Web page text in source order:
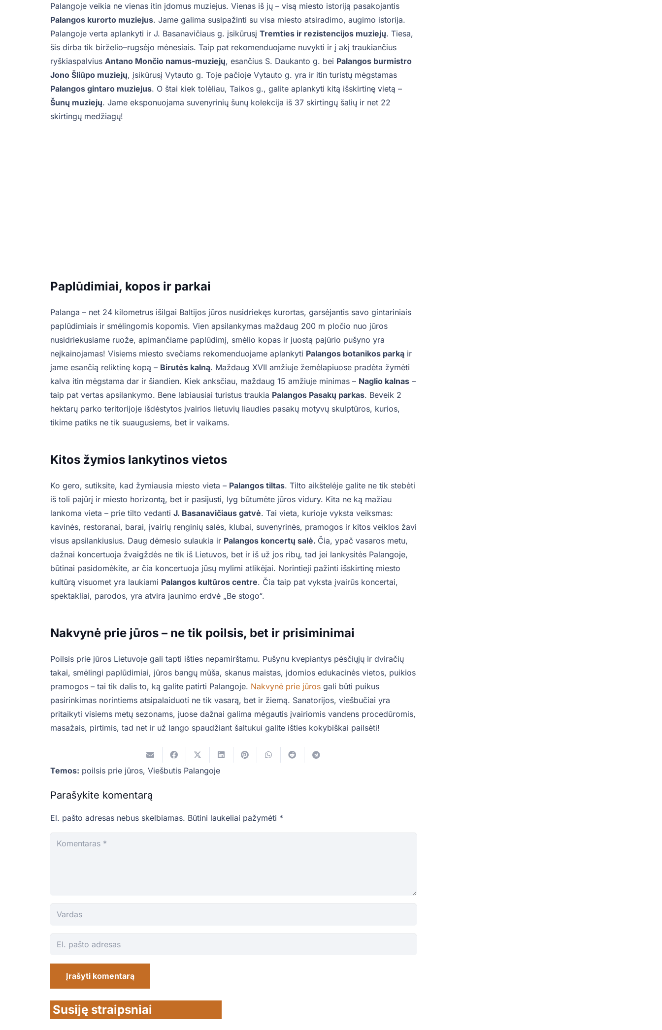
Palangoje veikia ne vienas itin įdomus muziejus. Vienas iš jų – visą miesto istoriją pasakojantis
Palangos kurorto muziejus. Jame galima susipažinti su visa miesto atsiradimo, augimo istorija.
Palangoje verta aplankyti ir J. Basanavičiaus g. įsikūrusį Tremties ir rezistencijos muziejų. Tiesa,
šis dirba tik birželio–rugsėjo mėnesiais. Taip pat rekomenduojame nuvykti ir į akį traukiančius
ryškiaspalvius Antano Mončio namus-muziejų, esančius S. Daukanto g. bei Palangos burmistro
Jono Šliūpo muziejų, įsikūrusį Vytauto g. Toje pačioje Vytauto g. yra ir itin turistų mėgstamas
Palangos gintaro muziejus. O štai kiek tolėliau, Taikos g., galite aplankyti kitą išskirtinę vietą –
Šunų muziejų. Jame eksponuojama suvenyrinių šunų kolekcija iš 37 skirtingų šalių ir net 22
skirtingų medžiagų!
Paplūdimiai, kopos ir parkai
Palanga – net 24 kilometrus išilgai Baltijos jūros nusidriekęs kurortas, garsėjantis savo gintariniais
paplūdimiais ir smėlingomis kopomis. Vien apsilankymas maždaug 200 m pločio nuo jūros
nusidriekusiame ruože, apimančiame paplūdimį, smėlio kopas ir juostą pajūrio pušyno yra
neįkainojamas! Visiems miesto svečiams rekomenduojame aplankyti Palangos botanikos parką ir
jame esančią reliktinę kopą – Birutės kalną. Maždaug XVII amžiuje žemėlapiuose pradėta žymėti
kalva itin mėgstama dar ir šiandien. Kiek anksčiau, maždaug 15 amžiuje minimas – Naglio kalnas –
taip pat vertas apsilankymo. Bene labiausiai turistus traukia Palangos Pasakų parkas. Beveik 2
hektarų parko teritorijoje išdėstytos įvairios lietuvių liaudies pasakų motyvų skulptūros, kurios,
tikime patiks ne tik suaugusiems, bet ir vaikams.
Kitos žymios lankytinos vietos
Ko gero, sutiksite, kad žymiausia miesto vieta – Palangos tiltas. Tilto aikštelėje galite ne tik stebėti
iš toli pajūrį ir miesto horizontą, bet ir pasijusti, lyg būtumėte jūros vidury. Kita ne ką mažiau
lankoma vieta – prie tilto vedanti J. Basanavičiaus gatvė. Tai vieta, kurioje vyksta veiksmas:
kavinės, restoranai, barai, įvairių renginių salės, klubai, suvenyrinės, pramogos ir kitos veiklos žavi
visus apsilankiusius. Daug dėmesio sulaukia ir Palangos koncertų salė. Čia, ypač vasaros metu,
dažnai koncertuoja žvaigždės ne tik iš Lietuvos, bet ir iš už jos ribų, tad jei lankysitės Palangoje,
būtinai pasidomėkite, ar čia koncertuoja jūsų mylimi atlikėjai. Norintieji pažinti išskirtinę miesto
kultūrą visuomet yra laukiami Palangos kultūros centre. Čia taip pat vyksta įvairūs koncertai,
spektakliai, parodos, yra atvira jaunimo erdvė „Be stogo“.
Nakvynė prie jūros – ne tik poilsis, bet ir prisiminimai
Poilsis prie jūros Lietuvoje gali tapti išties nepamirštamu. Pušynu kvepiantys pėsčiųjų ir dviračių
takai, smėlingi paplūdimiai, jūros bangų mūša, skanus maistas, įdomios edukacinės vietos, puikios
pramogos – tai tik dalis to, ką galite patirti Palangoje. Nakvynė prie jūros gali būti puikus
pasirinkimas norintiems atsipalaiduoti ne tik vasarą, bet ir žiemą. Sanatorijos, viešbučiai yra
pritaikyti visiems metų sezonams, juose dažnai galima mėgautis įvairiomis vandens procedūromis,
masažais, pirtimis, tad net ir už lango spaudžiant šaltukui galite išties kokybiškai pailsėti!
Temos: poilsis prie jūros, Viešbutis Palangoje
Parašykite komentarą
El. pašto adresas nebus skelbiamas. Būtini laukeliai pažymėti *
Įrašyti komentarą
Susiję straipsniai